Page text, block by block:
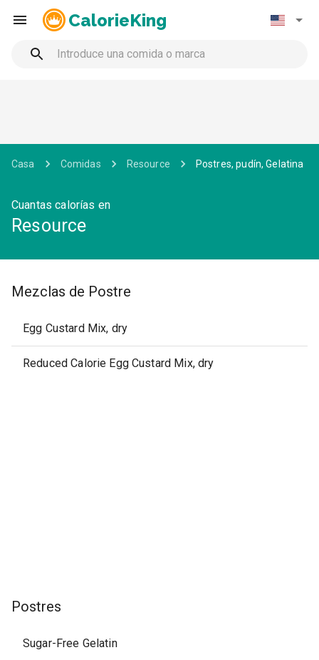
CalorieKing
Casa Comidas Resource Postres, pudín, Gelatina
Cuantas calorías en
Resource
Mezclas de Postre
Egg Custard Mix, dry
Reduced Calorie Egg Custard Mix, dry
Postres
Sugar-Free Gelatin